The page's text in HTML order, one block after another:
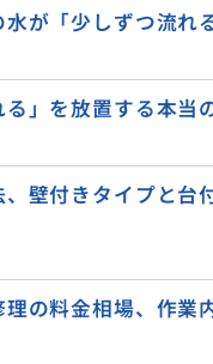
が「少しずつ流れ
る」を放置する本当
壁付きタイプと台
理の料金相場、作業